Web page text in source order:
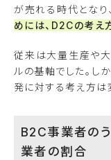
が売れる時代となり、
めには、D2Cの考え
従来は大量生産や
ルの基軸でした。し
発に対する考え方は
B2C事業者の
業者の割合